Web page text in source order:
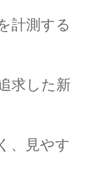
計測する
求した新
、見やす